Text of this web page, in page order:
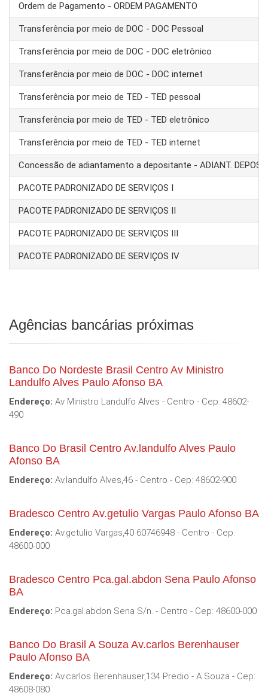
Ordem de Pagamento - ORDEM PAGAMENTO
Transferência por meio de DOC - DOC Pessoal
Transferência por meio de DOC - DOC eletrônico
Transferência por meio de DOC - DOC internet
Transferência por meio de TED - TED pessoal
Transferência por meio de TED - TED eletrônico
Transferência por meio de TED - TED internet
Concessão de adiantamento a depositante - ADIANT.
PACOTE PADRONIZADO DE SERVIÇOS I
PACOTE PADRONIZADO DE SERVIÇOS II
PACOTE PADRONIZADO DE SERVIÇOS III
PACOTE PADRONIZADO DE SERVIÇOS IV
Agências bancárias próximas
Banco Do Nordeste Brasil Centro Av Ministro
Landulfo Alves Paulo Afonso BA
Endereço: Av Ministro Landulfo Alves - Centro - Cep: 48602-
490
Banco Do Brasil Centro Av.landulfo Alves Paulo
Afonso BA
Endereço: Av.landulfo Alves,46 - Centro - Cep: 48602-900
Bradesco Centro Av.getulio Vargas Paulo Afonso BA
Endereço: Av.getulio Vargas,40 60746948 - Centro - Cep:
48600-000
Bradesco Centro Pca.gal.abdon Sena Paulo Afonso
BA
Endereço: Pca.gal.abdon Sena S/n. - Centro - Cep: 48600-000
Banco Do Brasil A Souza Av.carlos Berenhauser
Paulo Afonso BA
Endereço: Av.carlos Berenhauser,134 Predio - A Souza - Cep:
48608-080